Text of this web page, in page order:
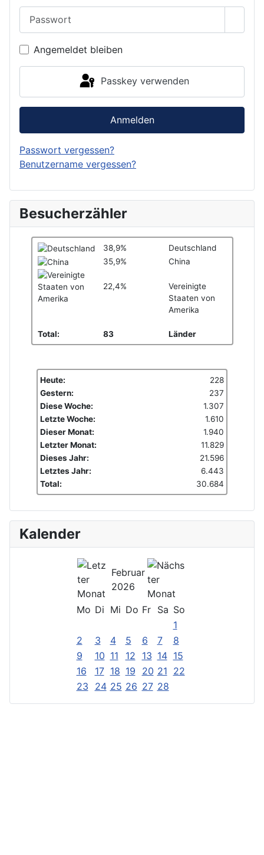
Angemeldet bleiben
Passkey verwenden
Anmelden
Passwort vergessen?
Benutzername vergessen?
Besucherzähler
38,9%
Deutschland
35,9%
China
22,4%
Vereinigte
Staaten von
Amerika
Total: 83 Länder
Heute:
228
Gestern:
237
Diese Woche:
1.307
Letzte Woche:
1.610
Dieser Monat:
1.940
Letzter Monat:
11.829
Dieses Jahr:
21.596
Letztes Jahr:
6.443
Total:
30.684
Kalender
Februar
2026
Mo Di Mi Do Fr Sa So
1
2
3 4 5 6 7
8
9
10 11 12 13 14 15
16
17 18 19 20 21 22
23
24 25 26 27 28